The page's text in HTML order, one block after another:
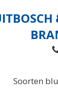
Soorten